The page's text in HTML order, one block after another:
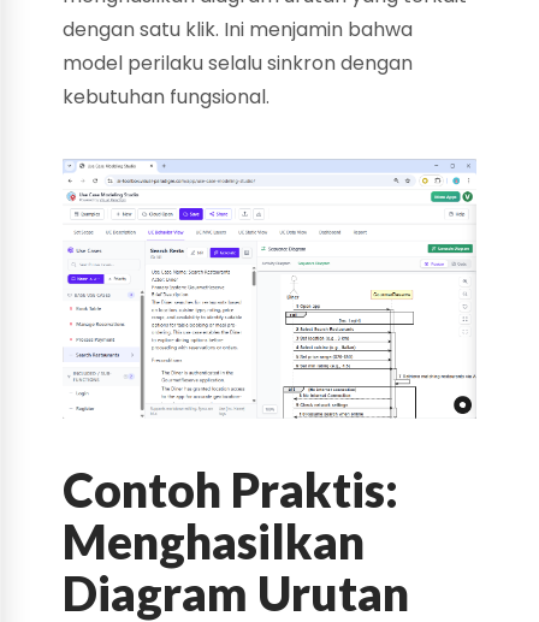
dengan satu klik. Ini menjamin bahwa
model perilaku selalu sinkron dengan
kebutuhan fungsional.
Contoh Praktis:
Menghasilkan
Diagram Urutan